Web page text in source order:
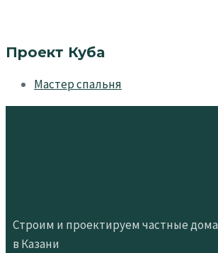
Проект Куба
Мастер спальня
Строим и проектируем частные дома
в Казани